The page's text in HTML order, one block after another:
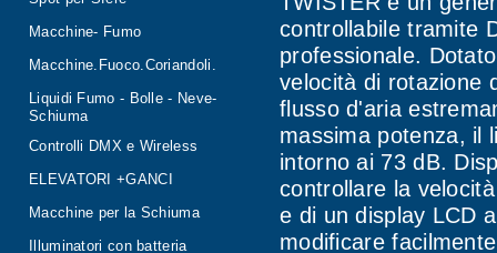
Macchine- Fumo
Macchine.Fuoco.Coriandoli.
Liquidi Fumo - Bolle - Neve-
Schiuma
Controlli DMX e Wireless
ELEVATORI +GANCI
Macchine per la Schiuma
Illuminatori con batteria
controllabile tramite
professionale.
velocità di rotazione
flusso d'aria
massima potenza, il
intorno ai 73 dB.
controllare la
e di un display LCD
modificare